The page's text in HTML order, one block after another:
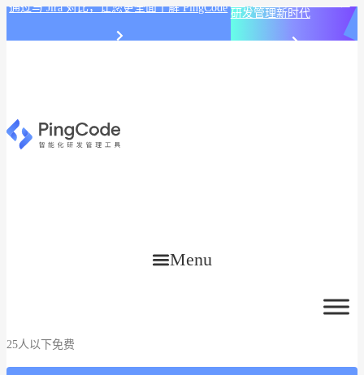
通过与 Jira 对比，让您更全面了解 PingCode 研发管理新时代
Menu
25人以下免费